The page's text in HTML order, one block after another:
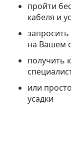
пройти
кабеля и
на Вашем
получить
или
усадки